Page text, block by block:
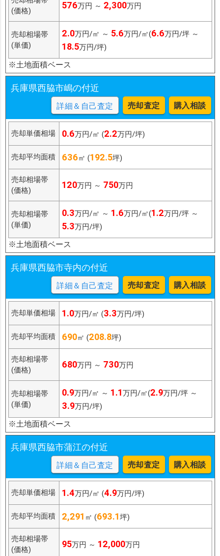
(価格)
576万円 ～ 2,300万円
売却相場帯
(単価)
2.0万円/㎡ ～ 5.6万円/㎡(6.6万円/坪 ～
18.5万円/坪)
※土地面積ベース
兵庫県西脇市嶋の付近
詳細＆自己査定 売却査定 購入相談
売却単価相場 0.6万円/㎡ (2.2万円/坪)
売却平均面積 636㎡ (192.5坪)
売却相場帯
(価格)
120万円 ～ 750万円
売却相場帯
(単価)
0.3万円/㎡ ～ 1.6万円/㎡(1.2万円/坪 ～
5.3万円/坪)
※土地面積ベース
兵庫県西脇市寺内の付近
詳細＆自己査定 売却査定 購入相談
売却単価相場 1.0万円/㎡ (3.3万円/坪)
売却平均面積 690㎡ (208.8坪)
売却相場帯
(価格)
680万円 ～ 730万円
売却相場帯
(単価)
0.9万円/㎡ ～ 1.1万円/㎡(2.9万円/坪 ～
3.9万円/坪)
※土地面積ベース
兵庫県西脇市蒲江の付近
詳細＆自己査定 売却査定 購入相談
売却単価相場 1.4万円/㎡ (4.9万円/坪)
売却平均面積 2,291 ㎡ (693.1坪)
売却相場帯
(価格)
95万円 ～ 12,000万円